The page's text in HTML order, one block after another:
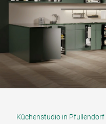
Küchenstudio in Pfullendorf